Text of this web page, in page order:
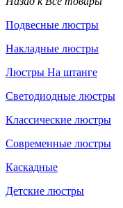
Подвесные люстры
Накладные люстры
Люстры На штанге
Светодиодные люстры
Классические люстры
Современные люстры
Каскадные
Детские люстры